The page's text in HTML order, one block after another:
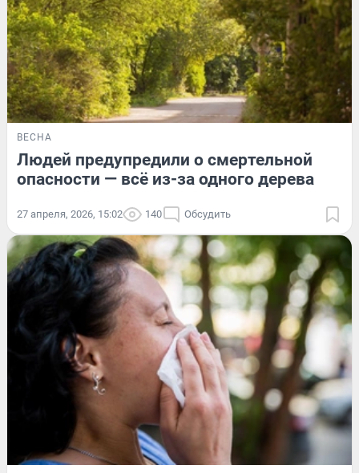
ВЕСНА
Людей предупредили о смертельной
опасности — всё из-за одного дерева
27 апреля, 2026, 15:02 140 Обсудить